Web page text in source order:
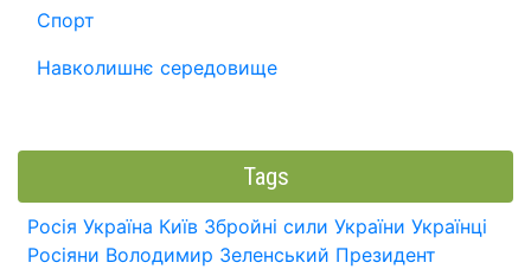
Спорт
Навколишнє середовище
Tags
Росія Україна Київ Збройні сили України Українці
Росіяни Володимир Зеленський Президент